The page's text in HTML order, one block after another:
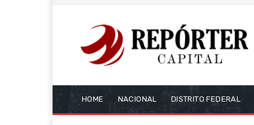
HOME NACIONAL DISTRITO FEDERAL